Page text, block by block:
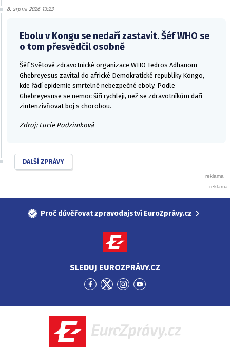
8. srpna 2026 13:23
Ebolu v Kongu se nedaří zastavit. Šéf WHO se
o tom přesvědčil osobně
Šéf Světové zdravotnické organizace WHO Tedros Adhanom
Ghebreyesus zavítal do africké Demokratické republiky Kongo,
kde řádí epidemie smrtelně nebezpečné eboly. Podle
Ghebreyesuse se nemoc šíří rychleji, než se zdravotníkům daří
zintenzivňovat boj s chorobou.
Zdroj: Lucie Podzimková
DALŠÍ ZPRÁVY
Proč důvěřovat zpravodajství EuroZprávy.cz
SLEDUJ EUROZPRÁVY.CZ
Přejít
Facebook
Přejít
Twitter
Přejít
Instagram
Přejít
YouTube
EuroZprávy.cz